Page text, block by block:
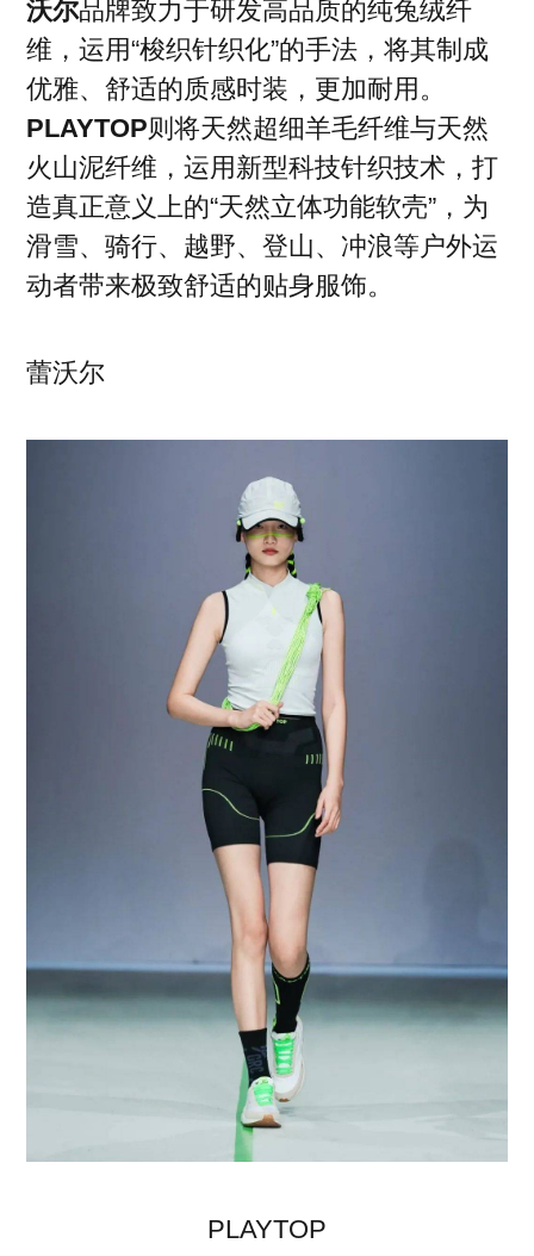
沃尔品牌致力于研发高品质的纯兔绒纤
维，运用“梭织针织化”的手法，将其制成
优雅、舒适的质感时装，更加耐用。
PLAYTOP则将天然超细羊毛纤维与天然
火山泥纤维，运用新型科技针织技术，打
造真正意义上的“天然立体功能软壳”，为
滑雪、骑行、越野、登山、冲浪等户外运
动者带来极致舒适的贴身服饰。
蕾沃尔
PLAYTOP